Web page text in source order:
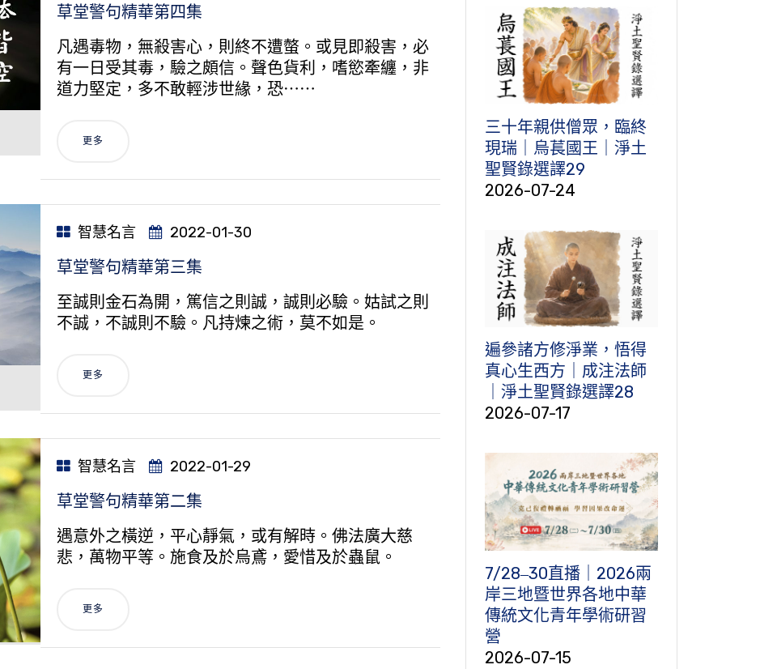
草堂警句精華第四集
凡遇毒物，無殺害心，則終不遭螫。或見即殺害，必
有一日受其毒，驗之頗信。聲色貨利，嗜慾牽纏，非
道力堅定，多不敢輕涉世緣，恐⋯⋯
更多
智慧名言 2022-01-30
草堂警句精華第三集
至誠則金石為開，篤信之則誠，誠則必驗。姑試之則
不誠，不誠則不驗。凡持煉之術，莫不如是。
更多
智慧名言 2022-01-29
草堂警句精華第二集
遇意外之橫逆，平心靜氣，或有解時。佛法廣大慈
悲，萬物平等。施食及於烏鳶，愛惜及於蟲鼠。
更多
三十年親供僧眾，臨終
現瑞｜烏萇國王｜淨土
聖賢錄選譯29
2026-07-24
遍參諸方修淨業，悟得
真心生西方｜成注法師
｜淨土聖賢錄選譯28
2026-07-17
7/28‒30直播｜2026兩
岸三地暨世界各地中華
傳統文化青年學術研習
營
2026-07-15